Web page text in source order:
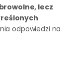
lecz
odpowiedzi na